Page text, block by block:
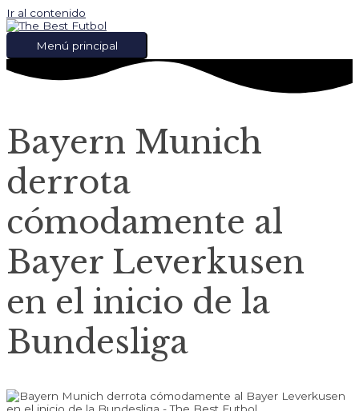
Ir al contenido
Menú principal
Bayern Munich
derrota
cómodamente al
Bayer Leverkusen
en el inicio de la
Bundesliga